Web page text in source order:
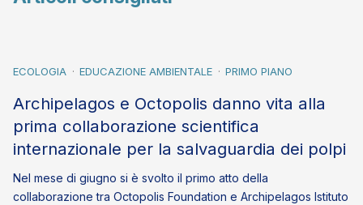
ECOLOGIA EDUCAZIONE AMBIENTALE PRIMO PIANO
Archipelagos e Octopolis danno vita alla
prima collaborazione scientifica
internazionale per la salvaguardia dei polpi
Nel mese di giugno si è svolto il primo atto della
collaborazione tra Octopolis Foundation e Archipelagos Istituto